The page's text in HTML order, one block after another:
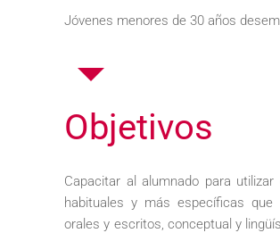
Jóvenes menores de 30 años
Objetivos
Capacitar al alumnado para
habituales y más específicas que
orales y escritos, conceptual y